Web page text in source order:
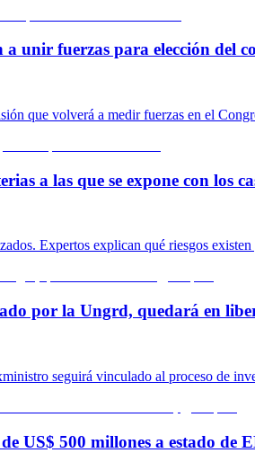
unir fuerzas para elección del
que volverá a medir fuerzas en el
a las que se expone con los
Expertos explican qué riesgos
por la Ungrd, quedará en
seguirá vinculado al proceso de
US$ 500 millones a estado de